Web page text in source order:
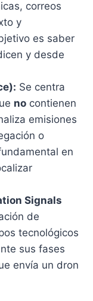
correos
y
es saber
y desde
Se centra
no contienen
emisiones
o
en
Signals
de
tecnológicos
sus fases
envía un dron